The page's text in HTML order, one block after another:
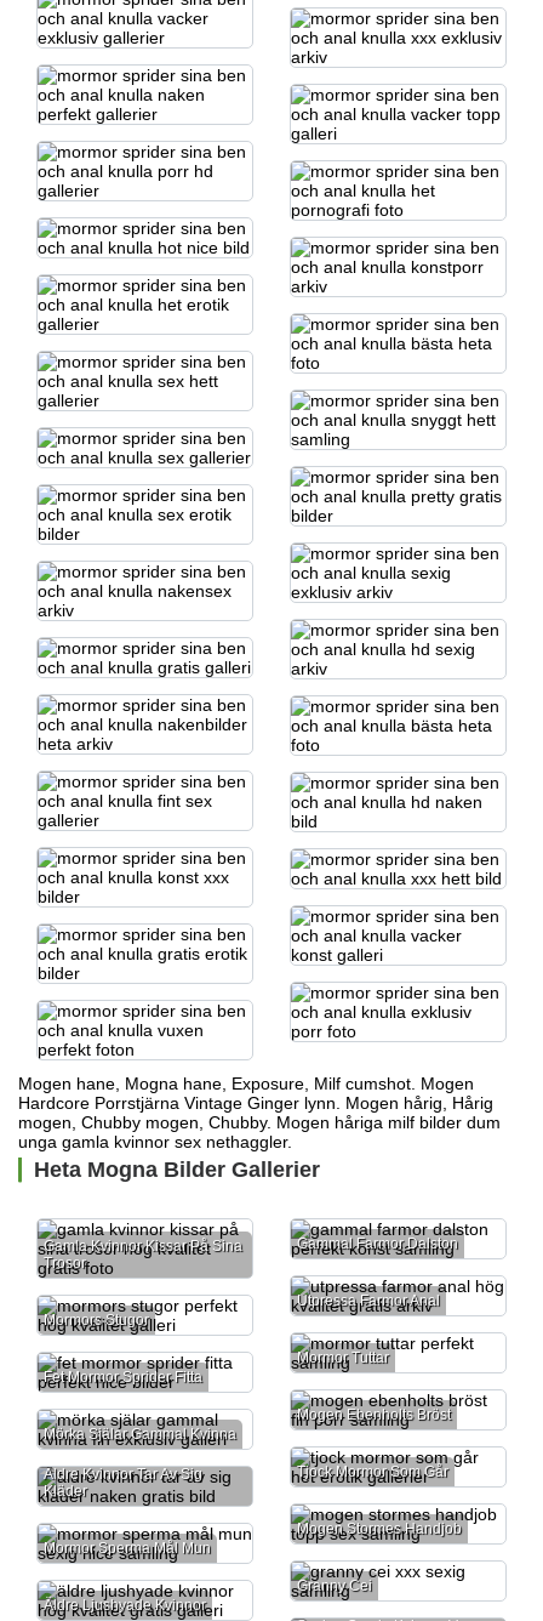
Mogen hane, Mogna hane, Exposure, Milf cumshot. Mogen
Hardcore Porrstjärna Vintage Ginger lynn. Mogen hårig, Hårig
mogen, Chubby mogen, Chubby. Mogen håriga milf bilder dum
unga gamla kvinnor sex nethaggler.
Heta Mogna Bilder Gallerier
Gamla Kvinnor Kissar På Sina
Trosor
Gammal Farmor Dalston
Utpressa Farmor Anal
Mormors Stugor
Mormor Tuttar
Fet Mormor Sprider Fitta
Mogen Ebenholts Bröst
Mörka Själar Gammal Kvinna
Tjock Mormor Som Går
Äldre Kvinnor Tar Av Sig
Kläder
Mogen Stormes Handjob
Mormor Sperma Mål Mun
Granny Cei
Äldre Ljushyade Kvinnor